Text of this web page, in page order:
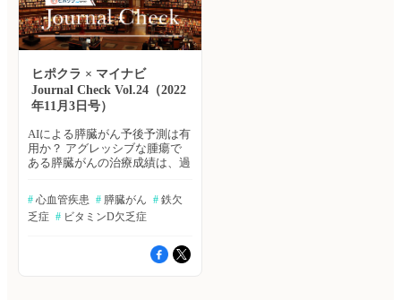
ヒポクラ × マイナビ
Journal Check Vol.24（2022
年11月3日号）
AIによる膵臓がん予後予測は有
用か？ アグレッシブな腫瘍で
ある膵臓がんの治療成績は、過
善はされていない。解剖学に基
づくTNM病期分類では、治療
感受性の高い患者を正確に特定
ための理想的なバイオマーカー
が緊急に必要とされている。著
# 心血管疾患 # 膵臓がん # 鉄欠
乏症 # ビタミンD欠乏症